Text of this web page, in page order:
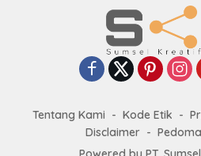
Tentang Kami Kode Etik
Disclaimer